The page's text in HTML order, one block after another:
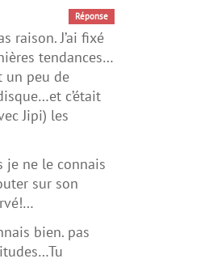
Réponse
raison. J’ai fixé
tendances…
un peu de
c’était
Jipi) les
je ne le connais
sur son
bien. pas